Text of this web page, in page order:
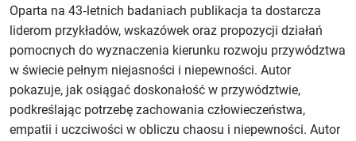
Oparta na 43‑letnich badaniach publikacja ta dostarcza
liderom przykładów, wskazówek oraz propozycji działań
pomocnych do wyznaczenia kierunku rozwoju przywództwa
w świecie pełnym niejasności i niepewności. Autor
pokazuje, jak osiągać doskonałość w przywództwie,
podkreślając potrzebę zachowania człowieczeństwa,
empatii i uczciwości w obliczu chaosu i niepewności. Autor